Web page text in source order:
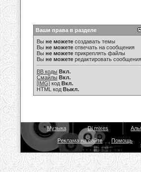
Ваши права в разделе
Вы не можете создавать темы
Вы не можете отвечать на сообщения
Вы не можете прикреплять файлы
Вы не можете редактировать сообщения
BB коды Вкл.
Смайлы Вкл.
[IMG] код Вкл.
HTML код Выкл.
Музыка Dj mixes
Реклама на сайте Помощь